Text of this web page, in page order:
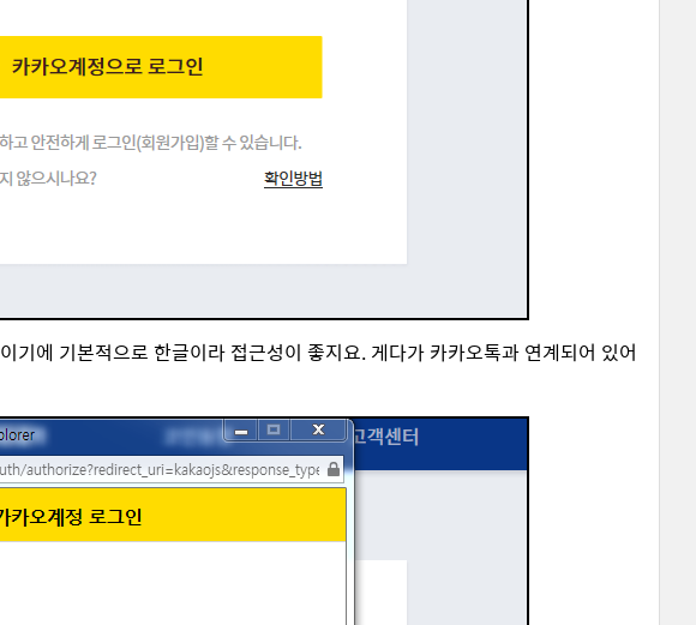
기에 기본적으로 한글이라 접근성이 좋지요. 게다가 카카오톡과 연계되어 있어